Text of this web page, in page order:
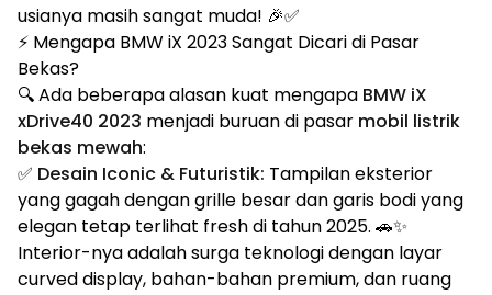
usianya masih sangat muda! 🎉✅
⚡ Mengapa BMW iX 2023 Sangat Dicari di Pasar
Bekas?
🔍 Ada beberapa alasan kuat mengapa BMW iX
xDrive40 2023 menjadi buruan di pasar mobil listrik
bekas mewah:
✅ Desain Iconic & Futuristik: Tampilan eksterior
yang gagah dengan grille besar dan garis bodi yang
elegan tetap terlihat fresh di tahun 2025. 🚗✨
Interior-nya adalah surga teknologi dengan layar
curved display, bahan-bahan premium, dan ruang